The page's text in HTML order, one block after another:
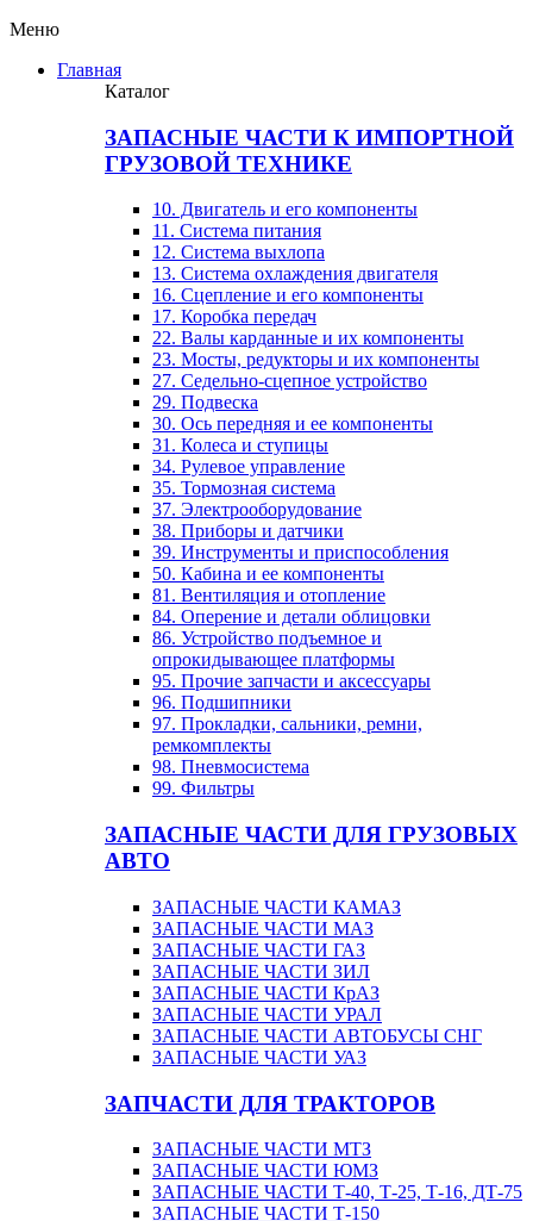
Меню
Главная
Каталог
ЗАПАСНЫЕ ЧАСТИ К ИМПОРТНОЙ
ГРУЗОВОЙ ТЕХНИКЕ
10. Двигатель и его компоненты
11. Система питания
12. Система выхлопа
13. Система охлаждения двигателя
16. Сцепление и его компоненты
17. Коробка передач
22. Валы карданные и их компоненты
23. Мосты, редукторы и их компоненты
27. Седельно-сцепное устройство
29. Подвеска
30. Ось передняя и ее компоненты
31. Колеса и ступицы
34. Рулевое управление
35. Тормозная система
37. Электрооборудование
38. Приборы и датчики
39. Инструменты и приспособления
50. Кабина и ее компоненты
81. Вентиляция и отопление
84. Оперение и детали облицовки
86. Устройство подъемное и
опрокидывающее платформы
95. Прочие запчасти и аксессуары
96. Подшипники
97. Прокладки, сальники, ремни,
ремкомплекты
98. Пневмосистема
99. Фильтры
ЗАПАСНЫЕ ЧАСТИ ДЛЯ ГРУЗОВЫХ
АВТО
ЗАПАСНЫЕ ЧАСТИ КАМАЗ
ЗАПАСНЫЕ ЧАСТИ МАЗ
ЗАПАСНЫЕ ЧАСТИ ГАЗ
ЗАПАСНЫЕ ЧАСТИ ЗИЛ
ЗАПАСНЫЕ ЧАСТИ КрАЗ
ЗАПАСНЫЕ ЧАСТИ УРАЛ
ЗАПАСНЫЕ ЧАСТИ АВТОБУСЫ СНГ
ЗАПАСНЫЕ ЧАСТИ УАЗ
ЗАПЧАСТИ ДЛЯ ТРАКТОРОВ
ЗАПАСНЫЕ ЧАСТИ МТЗ
ЗАПАСНЫЕ ЧАСТИ ЮМЗ
ЗАПАСНЫЕ ЧАСТИ Т-40, Т-25, Т-16, ДТ-75
ЗАПАСНЫЕ ЧАСТИ Т-150